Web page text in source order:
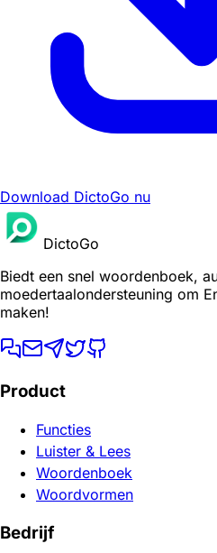
Download DictoGo nu
DictoGo
Biedt een snel woordenboek,
moedertaalondersteuning om
maken!
Product
Functies
Luister & Lees
Woordenboek
Woordvormen
Bedrijf